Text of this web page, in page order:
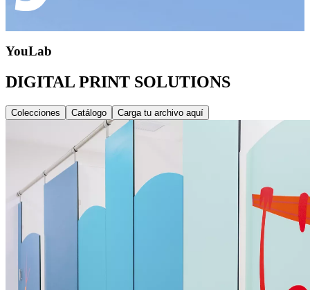
YouLab
DIGITAL PRINT SOLUTIONS
Colecciones Catálogo Carga tu archivo aquí